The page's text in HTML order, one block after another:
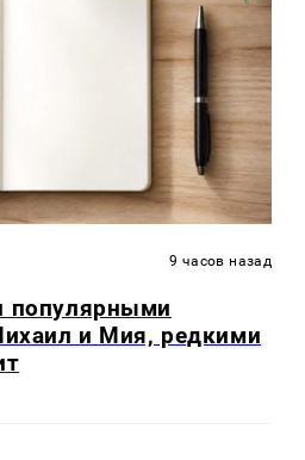
9 часов назад
и Мия, редкими